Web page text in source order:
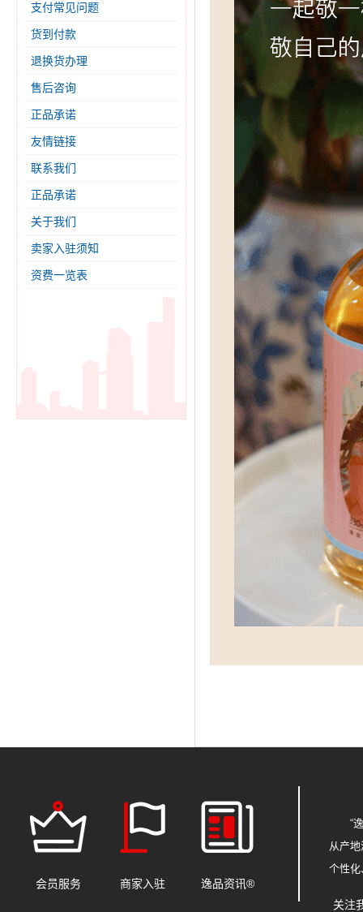
支付常见问题
货到付款
退换货办理
售后咨询
正品承诺
友情链接
联系我们
正品承诺
关于我们
卖家入驻须知
资费一览表
会员服务 商家入驻 逸品资讯®
“
从产
个性化
关注